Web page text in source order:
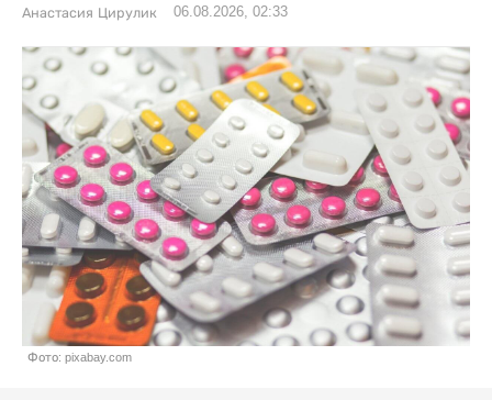
Анастасия Цирулик 06.08.2026, 02:33
Фото: pixabay.com